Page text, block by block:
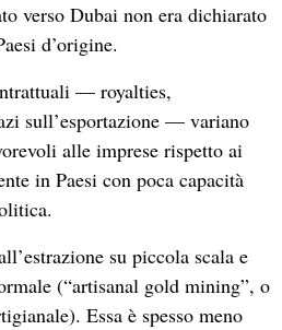
verso Dubai non era dichiarato
d’origine.
— royalties,
sull’esportazione — variano
alle imprese rispetto ai
in Paesi con poca capacità
su piccola scala e
(“artisanal gold mining”, o
Essa è spesso meno